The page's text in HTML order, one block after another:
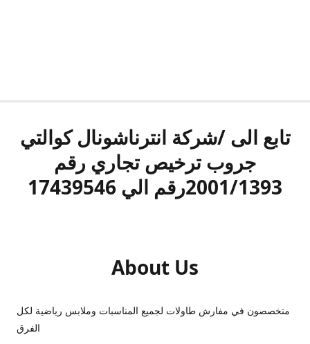
تابع الى /شركة انترناشونال كوالتي
جروب ترخيص تجاري رقم
2001/1393رقم الي 17439546
About Us
متخصصون في مفارش طاولات لجميع المناسبات وملابس رياضية لكل
الفرق